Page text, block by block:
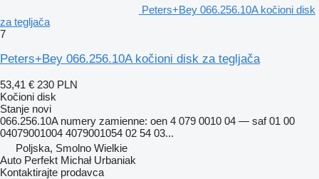
Peters+Bey 066.256.10A kočioni disk
za tegljača
7
Peters+Bey 066.256.10A kočioni disk za tegljača
53,41 € 230 PLN
Kočioni disk
Stanje novi
066.256.10A numery zamienne: oen 4 079 0010 04 — saf 01 00
04079001004 4079001054 02 54 03...
Poljska, Smolno Wielkie
Auto Perfekt Michał Urbaniak
Kontaktirajte prodavca